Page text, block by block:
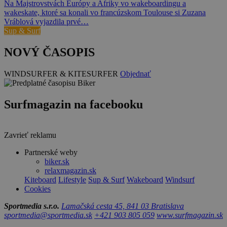
Na Majstrovstvách Európy a Afriky vo wakeboardingu a
wakeskate, ktoré sa konali vo francúzskom Toulouse si Zuzana
Vráblová vyjazdila prvé…
Sup & Surf
NOVÝ ČASOPIS
WINDSURFER & KITESURFER Objednať
Surfmagazin na facebooku
Zavrieť reklamu
Partnerské weby
biker.sk
relaxmagazin.sk
Kiteboard Lifestyle Sup & Surf Wakeboard Windsurf
Cookies
Sportmedia s.r.o. Lamačská cesta 45, 841 03 Bratislava
sportmedia@sportmedia.sk +421 903 805 059 www.surfmagazin.sk